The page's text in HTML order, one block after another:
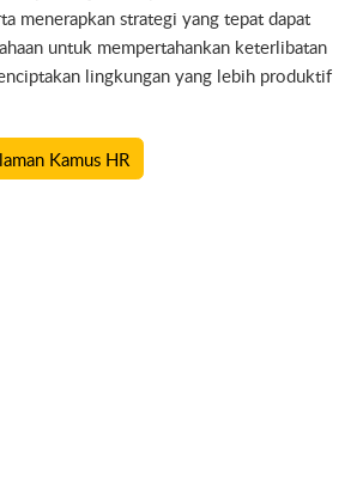
menerapkan strategi yang tepat dapat
untuk mempertahankan keterlibatan
lingkungan yang lebih produktif
Kamus HR